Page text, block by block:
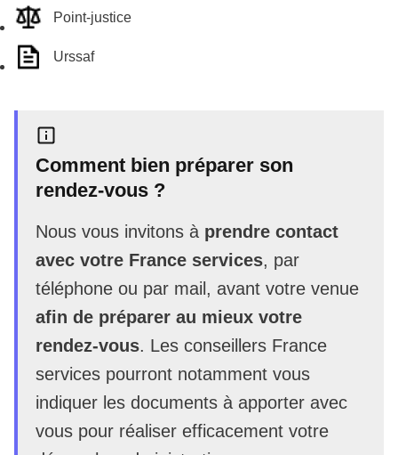
Point-justice
Urssaf
Comment bien préparer son
rendez-vous ?
Nous vous invitons à prendre contact
avec votre France services, par
téléphone ou par mail, avant votre venue
afin de préparer au mieux votre
rendez-vous. Les conseillers France
services pourront notamment vous
indiquer les documents à apporter avec
vous pour réaliser efficacement votre